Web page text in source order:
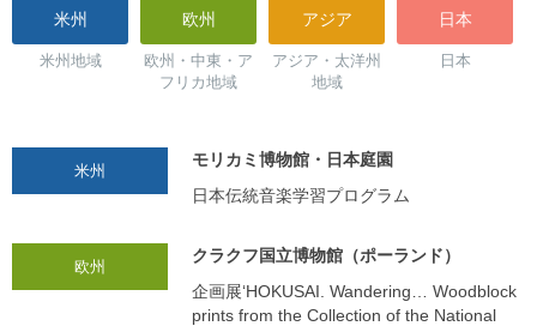
米州
米州地域
欧州
欧州・中東・ア
フリカ地域
アジア
アジア・太洋州
地域
日本
日本
米州
モリカミ博物館・日本庭園
日本伝統音楽学習プログラム
欧州
クラクフ国立博物館（ポーランド）
企画展‘HOKUSAI. Wandering… Woodblock
prints from the Collection of the National